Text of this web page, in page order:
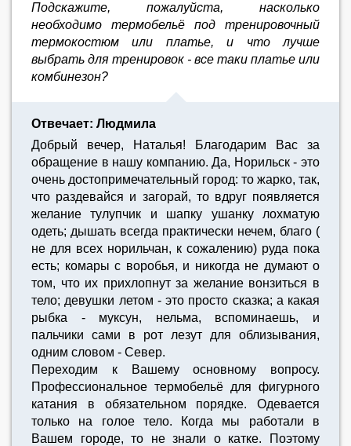
Подскажите, пожалуйста, насколько
необходимо термобельё под тренировочный
термокостюм или платье, и что лучше
выбрать для тренировок - все таки платье или
комбинезон?
Отвечает: Людмила
Добрый вечер, Наталья! Благодарим Вас за
обращение в нашу компанию. Да, Норильск - это
очень достопримечательный город: то жарко, так,
что раздевайся и загорай, то вдруг появляется
желание тулупчик и шапку ушанку лохматую
одеть; дышать всегда практически нечем, благо (
не для всех норильчан, к сожалению) руда пока
есть; комары с воробья, и никогда не думают о
том, что их прихлопнут за желание вонзиться в
тело; девушки летом - это просто сказка; а какая
рыбка - муксун, нельма, вспоминаешь, и
пальчики сами в рот лезут для облизывания,
одним словом - Север.
Переходим к Вашему основному вопросу.
Профессиональное термобельё для фигурного
катания в обязательном порядке. Одевается
только на голое тело. Когда мы работали в
Вашем городе, то не знали о катке. Поэтому